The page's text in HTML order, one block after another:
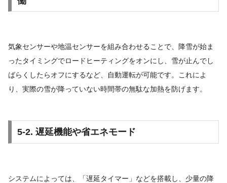
気象センサーや地温センサーを組み合わせることで、降雪が始ま
ったタイミングでロードヒーティングをオンにし、雪が止んでし
ばらくしたらオフにするなど、自動運転が可能です。これによ
り、実際の雪が降っていない時間帯の無駄な加熱を防げます。
5-2. 遅延機能や省エネモード
システムによっては、「遅延タイマー」などを搭載し、少量の降